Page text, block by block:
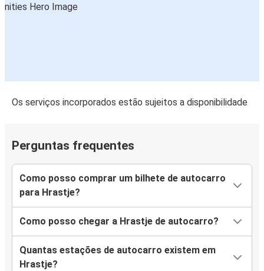
Os serviços incorporados estão sujeitos a disponibilidade
Perguntas frequentes
Como posso comprar um bilhete de autocarro
para Hrastje?
Como posso chegar a Hrastje de autocarro?
Quantas estações de autocarro existem em
Hrastje?